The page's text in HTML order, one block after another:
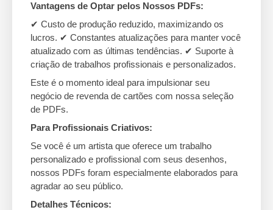
Vantagens de Optar pelos Nossos PDFs:
✔ Custo de produção reduzido, maximizando os
lucros. ✔ Constantes atualizações para manter você
atualizado com as últimas tendências. ✔ Suporte à
criação de trabalhos profissionais e personalizados.
Este é o momento ideal para impulsionar seu
negócio de revenda de cartões com nossa seleção
de PDFs.
Para Profissionais Criativos:
Se você é um artista que oferece um trabalho
personalizado e profissional com seus desenhos,
nossos PDFs foram especialmente elaborados para
agradar ao seu público.
Detalhes Técnicos: